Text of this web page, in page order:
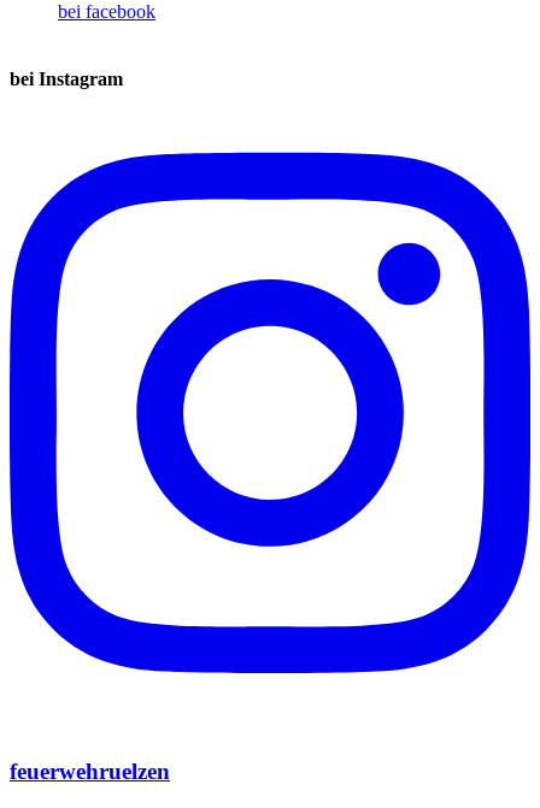
bei facebook
bei Instagram
feuerwehruelzen